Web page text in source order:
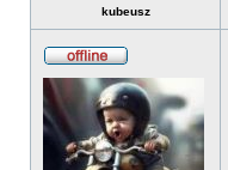
kubeusz